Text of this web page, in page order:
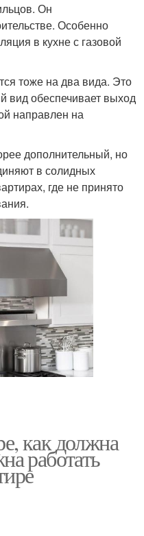
Он
Особенно
в кухне с газовой
тоже на два вида. Это
вид обеспечивает выход
направлен на
дополнительный, но
в солидных
где не принято
как должна
работать